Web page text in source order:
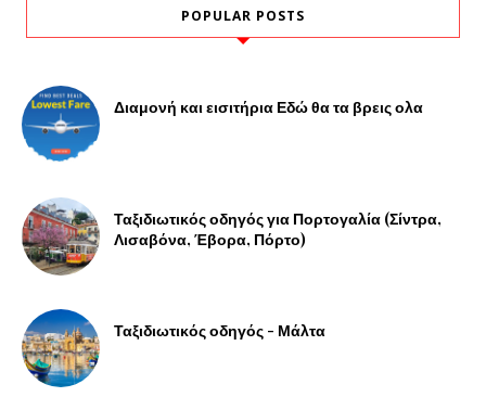
POPULAR POSTS
Διαμονή και εισιτήρια Εδώ θα τα βρεις ολα
Ταξιδιωτικός οδηγός για Πορτογαλία (Σίντρα,
Λισαβόνα, Έβορα, Πόρτο)
Ταξιδιωτικός οδηγός - Μάλτα